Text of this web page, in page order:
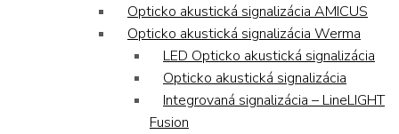
Opticko akustická signalizácia AMICUS
Opticko akustická signalizácia Werma
LED Opticko akustická signalizácia
Opticko akustická signalizácia
Integrovaná signalizácia – LineLIGHT
Fusion